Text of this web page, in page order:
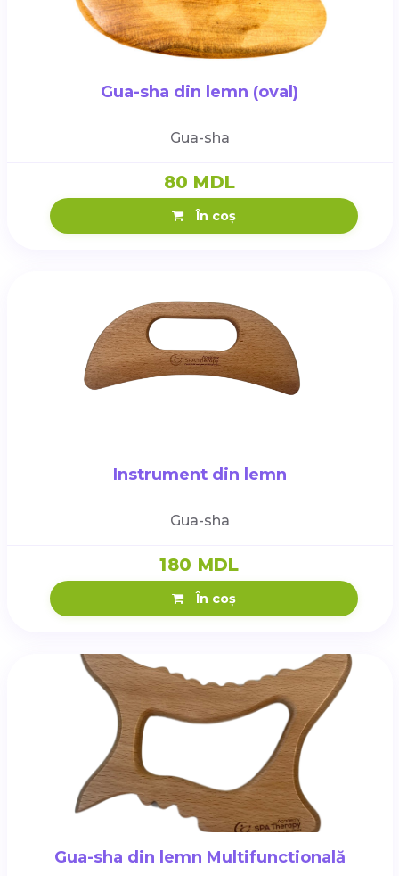
Gua-sha din lemn (oval)
Gua-sha
80 MDL
În coș
Instrument din lemn
Gua-sha
180 MDL
În coș
Gua-sha din lemn Multifunctională